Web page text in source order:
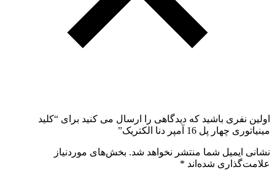
اولین نفری باشید که دیدگاهی را ارسال می کنید برای “کلید
مینیاتوری چهار پل 16 آمپر دنا الکتریک”
نشانی ایمیل شما منتشر نخواهد شد. بخش‌های موردنیاز
علامت‌گذاری شده‌اند *